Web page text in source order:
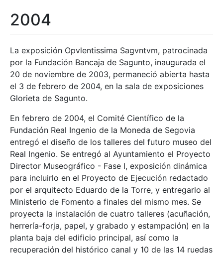
2004
La exposición Opvlentissima Sagvntvm, patrocinada
por la Fundación Bancaja de Sagunto, inaugurada el
20 de noviembre de 2003, permaneció abierta hasta
el 3 de febrero de 2004, en la sala de exposiciones
Glorieta de Sagunto.
En febrero de 2004, el Comité Científico de la
Fundación Real Ingenio de la Moneda de Segovia
entregó el diseño de los talleres del futuro museo del
Real Ingenio. Se entregó al Ayuntamiento el Proyecto
Director Museográfico - Fase I, exposición dinámica
para incluirlo en el Proyecto de Ejecución redactado
por el arquitecto Eduardo de la Torre, y entregarlo al
Ministerio de Fomento a finales del mismo mes. Se
proyecta la instalación de cuatro talleres (acuñación,
herrería-forja, papel, y grabado y estampación) en la
planta baja del edificio principal, así como la
recuperación del histórico canal y 10 de las 14 ruedas